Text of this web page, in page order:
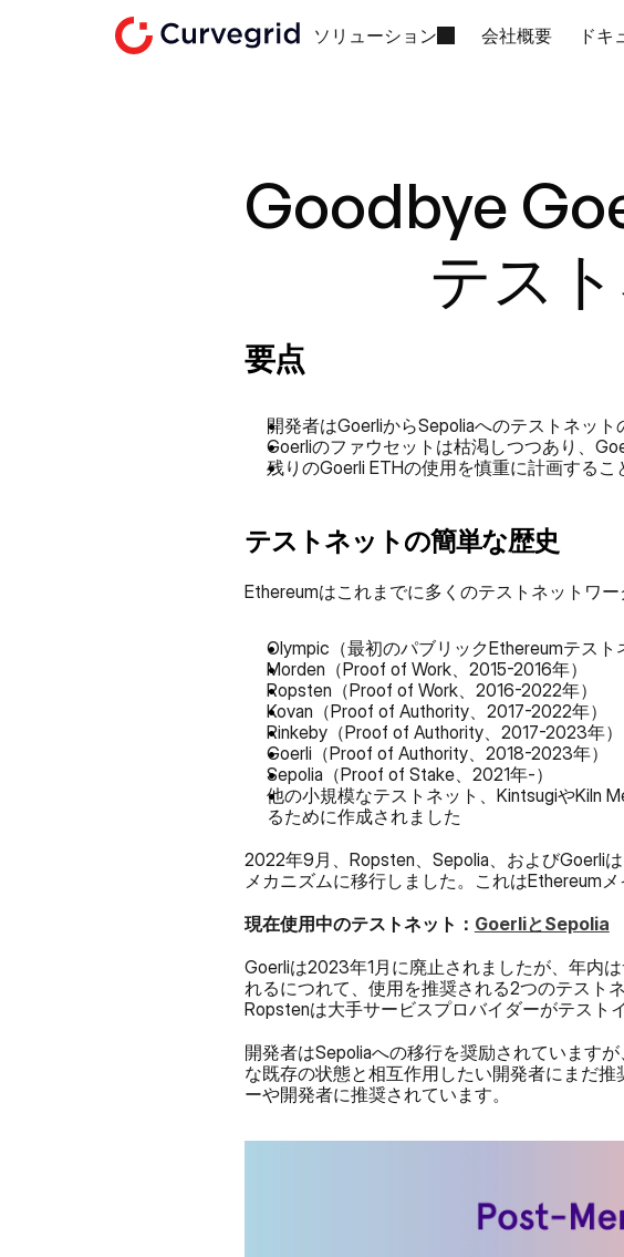
ソリューション 会社概要 ドキ
Goodbye
テス
要点
開発者はGoerliからSepoliaへのテストネッ
Goerliのファウセットは枯渇しつつあり、
残りのGoerli ETHの使用を慎重に計画する
テストネットの簡単な歴史
Ethereumはこれまでに多くのテストネットワ
Olympic（最初のパブリックEthereumテスト
Morden（Proof of Work、2015-2016年）
Ropsten（Proof of Work、2016-2022年）
Kovan（Proof of Authority、2017-2022年）
Rinkeby（Proof of Authority、2017-2023年）
Goerli（Proof of Authority、2018-2023年）
Sepolia（Proof of Stake、2021年-）
他の小規模なテストネット、KintsugiやKiln
るために作成されました
2022年9月、Ropsten、Sepolia、およびGoerli
メカニズムに移行しました。これはEthereum
現在使用中のテストネット： GoerliとSepolia
Goerliは2023年1月に廃止されましたが、年内
れるにつれて、使用を推奨される2つのテスト
Ropstenは大手サービスプロバイダーがテスト
開発者はSepoliaへの移行を奨励されています
な既存の状態と相互作用したい開発者にまだ
ーや開発者に推奨されています。